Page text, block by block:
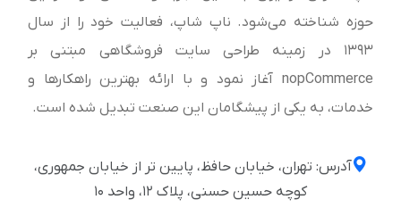
حوزه شناخته می‌شود. ناپ شاپ، فعالیت خود را از سال
1393 در زمینه طراحی سایت فروشگاهی مبتنی بر
nopCommerce آغاز نمود و با ارائه بهترین راهکارها و
خدمات، به یکی از پیشگامان این صنعت تبدیل شده است.
آدرس: تهران، خیابان حافظ، پایین تر از خیابان جمهوری،
کوچه حسین حسنی، پلاک ۱۲، واحد ۱۰